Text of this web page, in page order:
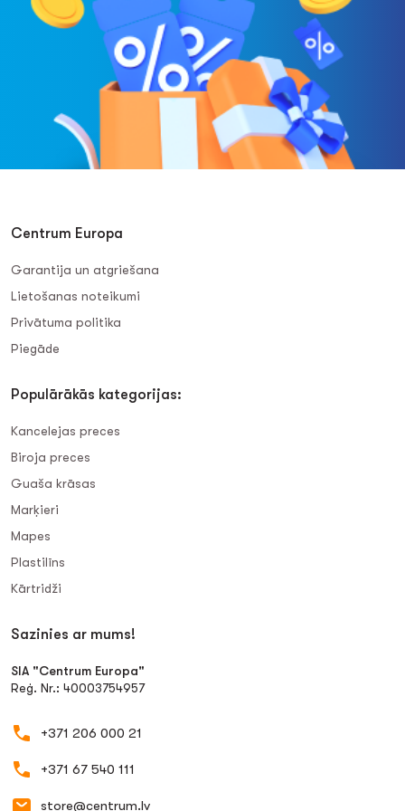
Centrum Europa
Garantija un atgriešana
Lietošanas noteikumi
Privātuma politika
Piegāde
Populārākās kategorijas:
Kancelejas preces
Biroja preces
Guaša krāsas
Marķieri
Mapes
Plastilīns
Kārtridži
Sazinies ar mums!
SIA "Centrum Europa"
Reģ. Nr.: 40003754957
+371 206 000 21
+371 67 540 111
store@centrum.lv